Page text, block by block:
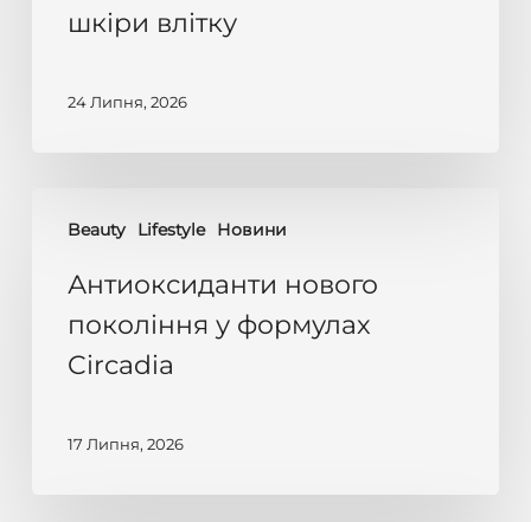
Circadia
гідробаланс
шкіри влітку
24 Липня, 2026
Beauty Lifestyle Новини
нового
покоління
формулах
Circadia
Антиоксиданти нового
покоління у формулах
Circadia
17 Липня, 2026